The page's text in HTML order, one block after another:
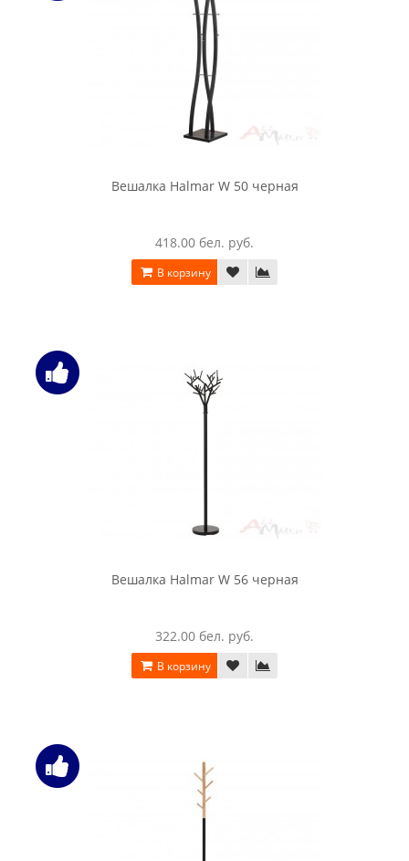
Вешалка Halmar W 50 черная
418.00 бел. руб.
В корзину
Вешалка Halmar W 56 черная
322.00 бел. руб.
В корзину